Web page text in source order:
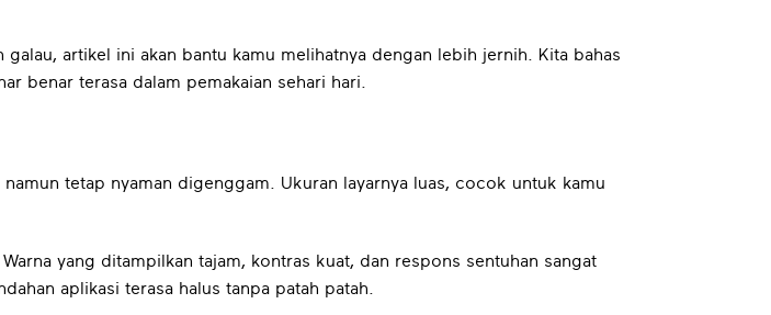
artikel ini akan bantu kamu melihatnya dengan lebih jernih. Kita bahas
benar terasa dalam pemakaian sehari hari.
tetap nyaman digenggam. Ukuran layarnya luas, cocok untuk kamu
yang ditampilkan tajam, kontras kuat, dan respons sentuhan sangat
aplikasi terasa halus tanpa patah patah.